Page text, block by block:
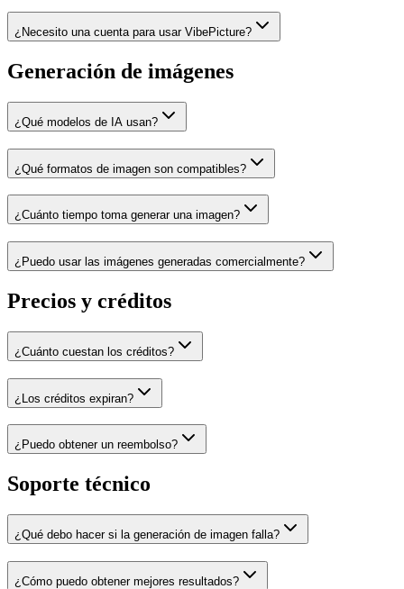
¿Necesito una cuenta para usar VibePicture?
Generación de imágenes
¿Qué modelos de IA usan?
¿Qué formatos de imagen son compatibles?
¿Cuánto tiempo toma generar una imagen?
¿Puedo usar las imágenes generadas comercialmente?
Precios y créditos
¿Cuánto cuestan los créditos?
¿Los créditos expiran?
¿Puedo obtener un reembolso?
Soporte técnico
¿Qué debo hacer si la generación de imagen falla?
¿Cómo puedo obtener mejores resultados?